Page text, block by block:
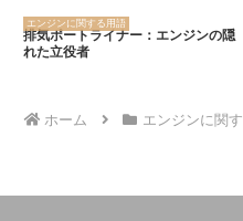
エンジンに関する用語
排気ポートライナー：エンジンの隠
れた立役者
ホーム エンジンに関